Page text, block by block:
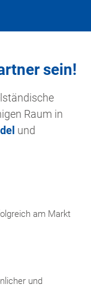
sein!
Raum in
und
am Markt
und